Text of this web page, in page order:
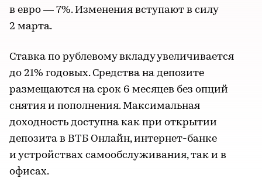
в евро — 7%. Изменения вступают в силу
2 марта.
Ставка по рублевому вкладу увеличивается
до 21% годовых. Средства на депозите
размещаются на срок 6 месяцев без опций
снятия и пополнения. Максимальная
доходность доступна как при открытии
депозита в ВТБ Онлайн, интернет-банке
и устройствах самообслуживания, так и в
офисах.